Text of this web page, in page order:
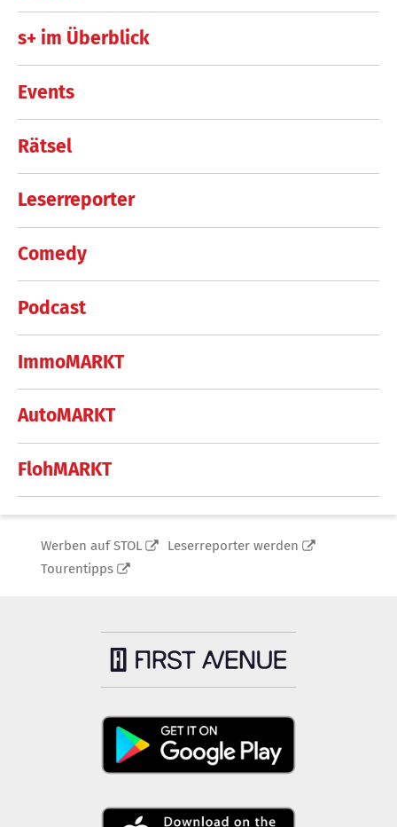
s+ im Überblick
Events
Rätsel
Leserreporter
Comedy
Podcast
ImmoMARKT
AutoMARKT
FlohMARKT
Werben auf STOL
Leserreporter werden
Tourentipps